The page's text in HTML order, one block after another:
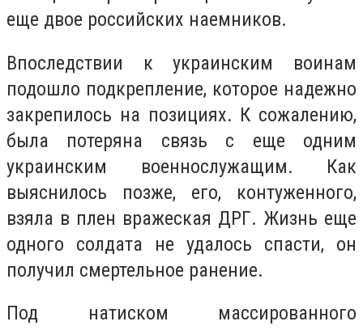
еще двое российских наемников.
Впоследствии к украинским воинам
подошло подкрепление, которое надежно
закрепилось на позициях. К сожалению,
была потеряна связь с еще одним
украинским военнослужащим. Как
выяснилось позже, его, контуженного,
взяла в плен вражеская ДРГ. Жизнь еще
одного солдата не удалось спасти, он
получил смертельное ранение.
Под натиском массированного